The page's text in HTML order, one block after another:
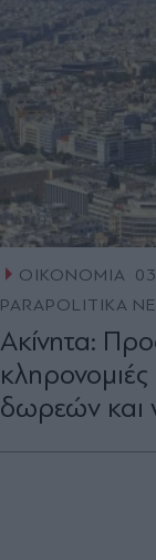
ΟΙΚΟΝΟΜΙΑ
PARAPOLITIKA
Ακίνητα:
δωρεών και